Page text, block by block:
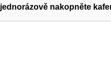
jednorázově nakopněte